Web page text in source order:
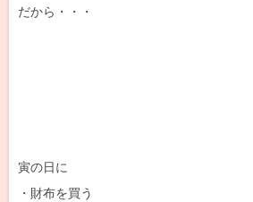
だから・・・
寅の日に
・財布を買う